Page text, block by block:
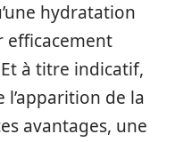
hydratation
à titre indicatif,
l’apparition de la
avantages, une